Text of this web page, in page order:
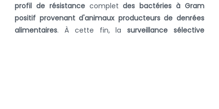
profil de résistancecompletdes bactéries à Gram
positif provenant d'animaux producteurs de denrées
alimentaires. À cette fin, lasurveillance sélective